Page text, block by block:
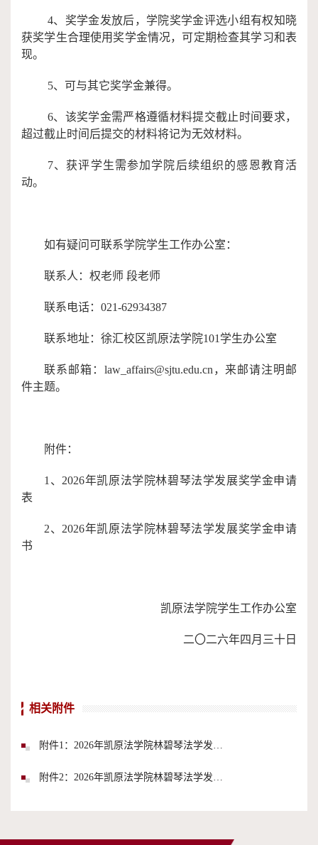
4、奖学金发放后，学院奖学金评选小组有权知晓
获奖学生合理使用奖学金情况，可定期检查其学习和表
现。
5、 可与其它奖学金兼得。
6、该奖学金需严格遵循材料提交截止时间要求，
超过截止时间后提交的材料将记为无效材料。
7、获评学生需参加学院后续组织的感恩教育活
动。
如有疑问可联系学院学生工作办公室：
联系人：权老师 段老师
联系电话： 021-62934387
联系地址：徐汇校区凯原法学院101学生办公室
联系邮箱： law_affairs@sjtu.edu.cn，来邮请注明邮
件主题。
附件：
1、2026年凯原法学院林碧琴法学发展奖学金申请
表
2、2026年凯原法学院林碧琴法学发展奖学金申请
书
凯原法学院学生工作办公室
二〇二六年四 月 三十日
相关附件
附件1：2026年凯原法学院林碧琴法学发展奖学金申请表.docx
附件2：2026年凯原法学院林碧琴法学发展奖学金申请书.docx